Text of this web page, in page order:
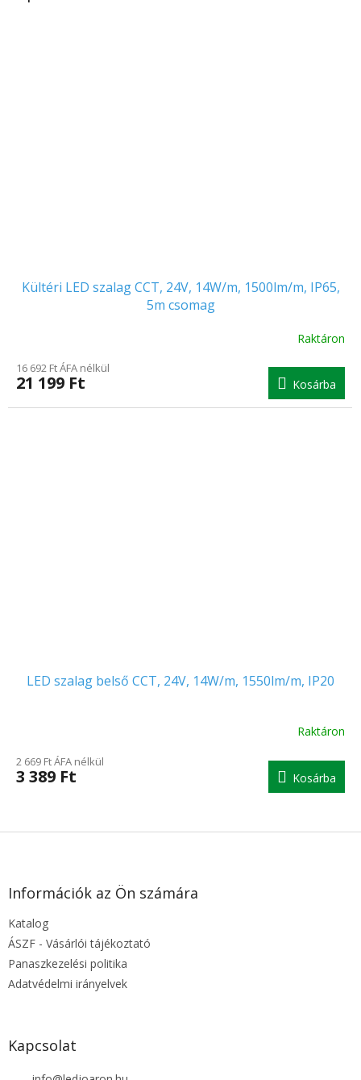
Kültéri LED szalag CCT, 24V, 14W/m, 1500lm/m, IP65,
5m csomag
Raktáron
16 692 Ft ÁFA nélkül
21 199 Ft Kosárba
LED szalag belső CCT, 24V, 14W/m, 1550lm/m, IP20
Raktáron
2 669 Ft ÁFA nélkül
3 389 Ft Kosárba
L
Információk az Ön számára
Katalog
ÁSZF - Vásárlói tájékoztató
Panaszkezelési politika
Adatvédelmi irányelvek
Kapcsolat